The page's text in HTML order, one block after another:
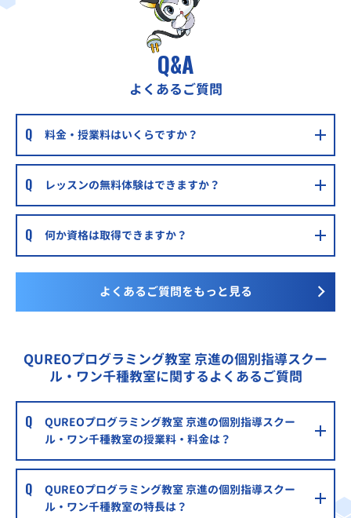
Q&A
よくあるご質問
料金・授業料はいくらですか？
レッスンの無料体験はできますか？
何か資格は取得できますか？
よくあるご質問をもっと見る
QUREOプログラミング教室 京進の個別指導スクー
ル・ワン千種教室に関するよくあるご質問
QUREOプログラミング教室 京進の個別指導スクー
ル・ワン千種教室の授業料・料金は？
QUREOプログラミング教室 京進の個別指導スクー
ル・ワン千種教室の特長は？